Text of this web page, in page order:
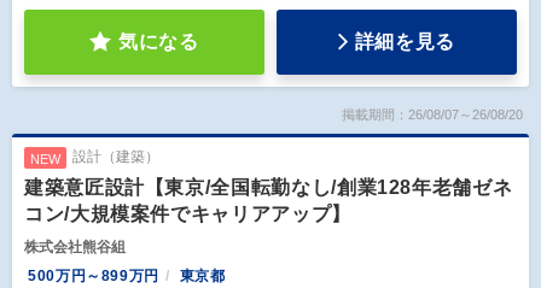
気になる 詳細を見る
掲載期間：26/08/07～26/08/20
NEW 設計（建築）
建築意匠設計【東京/全国転勤なし/創業128年老舗ゼネ
コン/大規模案件でキャリアアップ】
株式会社熊谷組
500万円～899万円
東京都